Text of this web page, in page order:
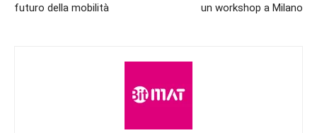
futuro della mobilità
un workshop a Milano